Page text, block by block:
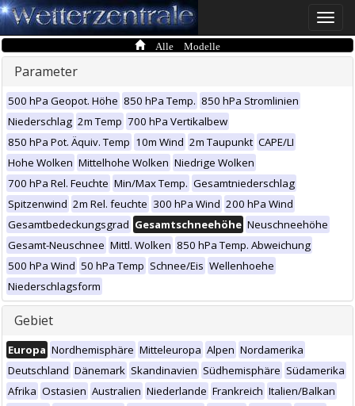
Toggle
Alle Modelle
Parameter
500 hPa Geopot. Höhe 850 hPa Temp. 850 hPa Stromlinien
Niederschlag 2m Temp 700 hPa Vertikalbew
850 hPa Pot. Äquiv. Temp 10m Wind 2m Taupunkt CAPE/LI
Hohe Wolken Mittelhohe Wolken Niedrige Wolken
700 hPa Rel. Feuchte Min/Max Temp. Gesamtniederschlag
Spitzenwind 2m Rel. feuchte 300 hPa Wind 200 hPa Wind
Gesamtbedeckungsgrad Gesamtschneehöhe Neuschneehöhe
Gesamt-Neuschnee Mittl. Wolken 850 hPa Temp. Abweichung
500 hPa Wind 50 hPa Temp Schnee/Eis Wellenhoehe
Niederschlagsform
Gebiet
Europa Nordhemisphäre Mitteleuropa Alpen Nordamerika
Deutschland Dänemark Skandinavien Südhemisphäre Südamerika
Afrika Ostasien Australien Niederlande Frankreich Italien/Balkan